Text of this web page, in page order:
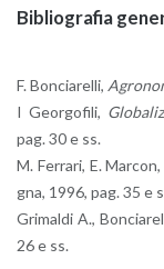
Bi­blio­gra­fia
F. Bon­cia­rel­li,
I Geor­go­fi­li,
pag. 30 e ss.
M. Fer­ra­ri, E.
gna, 1996, pag. 35 e
Gri­mal­di A.,
26 e ss.